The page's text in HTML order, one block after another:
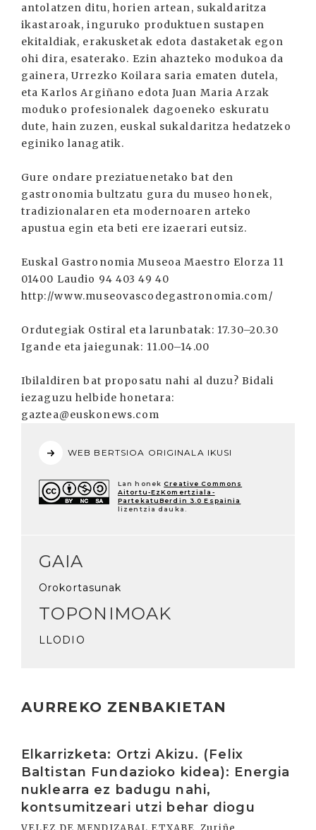
antolatzen ditu, horien artean, sukaldaritza
ikastaroak, inguruko produktuen sustapen
ekitaldiak, erakusketak edota dastaketak egon
ohi dira, esaterako. Ezin ahazteko modukoa da
gainera, Urrezko Koilara saria ematen dutela,
eta Karlos Argiñano edota Juan Maria Arzak
moduko profesionalek dagoeneko eskuratu
dute, hain zuzen, euskal sukaldaritza hedatzeko
eginiko lanagatik.
Gure ondare preziatuenetako bat den
gastronomia bultzatu gura du museo honek,
tradizionalaren eta modernoaren arteko
apustua egin eta beti ere izaerari eutsiz.
Euskal Gastronomia Museoa Maestro Elorza 11
01400 Laudio 94 403 49 40
http://www.museovascodegastronomia.com/
Ordutegiak Ostiral eta larunbatak: 17.30–20.30
Igande eta jaiegunak: 11.00–14.00
Ibilaldiren bat proposatu nahi al duzu? Bidali
iezaguzu helbide honetara:
gaztea@euskonews.com
WEB BERTSIOA ORIGINALA IKUSI
Lan honek Creative Commons
Aitortu-EzKomertziala-
PartekatuBerdin 3.0 Espainia
lizentzia dauka.
GAIA
Orokortasunak
TOPONIMOAK
LLODIO
AURREKO ZENBAKIETAN
Elkarrizketa: Ortzi Akizu. (Felix
Baltistan Fundazioko kidea): Energia
nuklearra ez badugu nahi,
kontsumitzeari utzi behar diogu